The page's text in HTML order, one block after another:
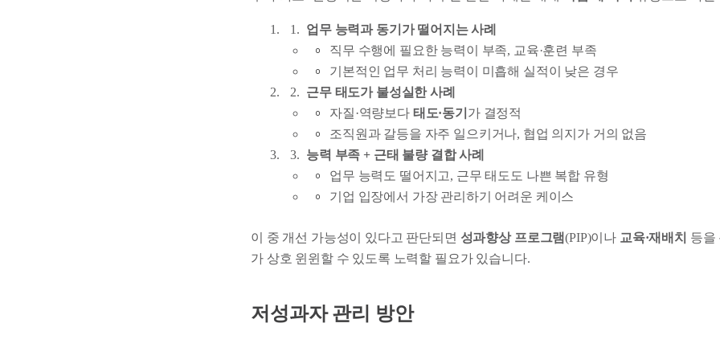
업무 능력과 동기가 떨어지는 사례
직무 수행에 필요한 능력이 부족, 교육·훈련 부족
기본적인 업무 처리 능력이 미흡해 실적이 낮은 경우
근무 태도가 불성실한 사례
자질·역량보다 태도·동기 가 결정적
조직원과 갈등을 자주 일으키거나, 협업 의지가 거의 없음
능력 부족 + 근태 불량 결합 사례
업무 능력도 떨어지고, 근무 태도도 나쁜 복합 유형
기업 입장에서 가장 관리하기 어려운 케이스
이 중 개선 가능성이 있다고 판단되면 성과향상 프로그램(PIP)이나 교육·재배치 등을
가 상호 윈윈할 수 있도록 노력할 필요가 있습니다.
저성과자 관리 방안